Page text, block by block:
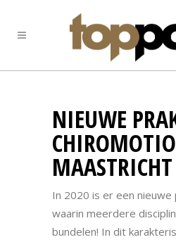
NIEUWE
MAASTRICHT
In 2020 is er een
waarin meerdere
bundelen! In dit